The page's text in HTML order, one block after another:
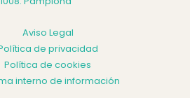
Aviso Legal
de privacidad
Política de cookies
interno de información